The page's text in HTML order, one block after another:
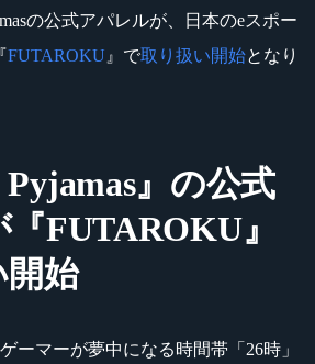
の公式アパレルが、日本のeスポー
FUTAROKU 』で取り扱い開始となり
Pyjamas』の公式
FUTAROKU』
開始
ーマーが夢中になる時間帯「26時」